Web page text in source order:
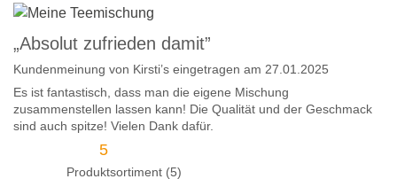
„Absolut zufrieden damit”
Kundenmeinung von Kirsti’s eingetragen am 27.01.2025
Es ist fantastisch, dass man die eigene Mischung
zusammenstellen lassen kann! Die Qualität und der Geschmack
sind auch spitze! Vielen Dank dafür.
5
Produktsortiment (5)